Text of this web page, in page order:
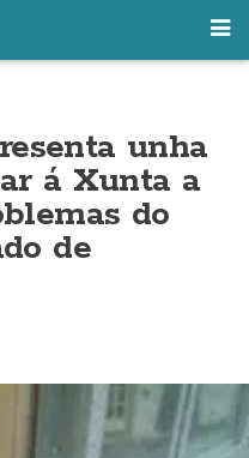
unha
á Xunta a
do
de